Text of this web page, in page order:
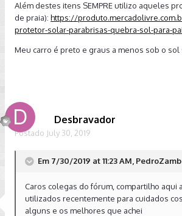
Além destes itens SEMPRE utilizo aqueles
de praia): https://
protetor-solar-parabrisas-quebra-sol-para-
Meu carro é preto e graus a menos sob o sol
Desbravador
Postado July 30, 2019
Em 7/30/2019 at 11:23 AM,
Caros colegas do fórum, compartilho aqui
utilizados recentemente para cuidados
alguns e os melhores que achei